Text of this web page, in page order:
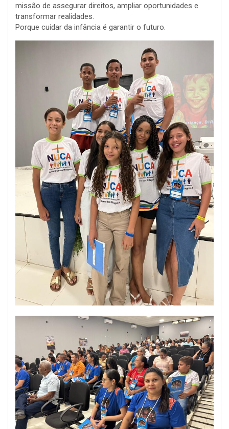
missão de assegurar direitos, ampliar oportunidades e
transformar realidades.
Porque cuidar da infância é garantir o futuro.